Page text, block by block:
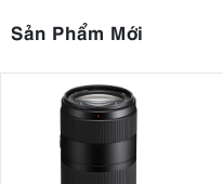
Sản Phẩm Mới